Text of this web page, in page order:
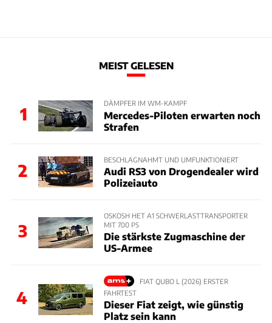
MEIST GELESEN
1
DÄMPFER IM WM-KAMPF
Mercedes-Piloten erwarten noch
Strafen
2
BESCHLAGNAHMT UND UMFUNKTIONIERT
Audi RS3 von Drogendealer wird
Polizeiauto
3
OSKOSH HET A1 SCHWERLASTTRANSPORTER
MIT 700 PS
Die stärkste Zugmaschine der
US-Armee
4
FIAT QUBO L (2026) ERSTER
FAHRTEST
Dieser Fiat zeigt, wie günstig
Platz sein kann